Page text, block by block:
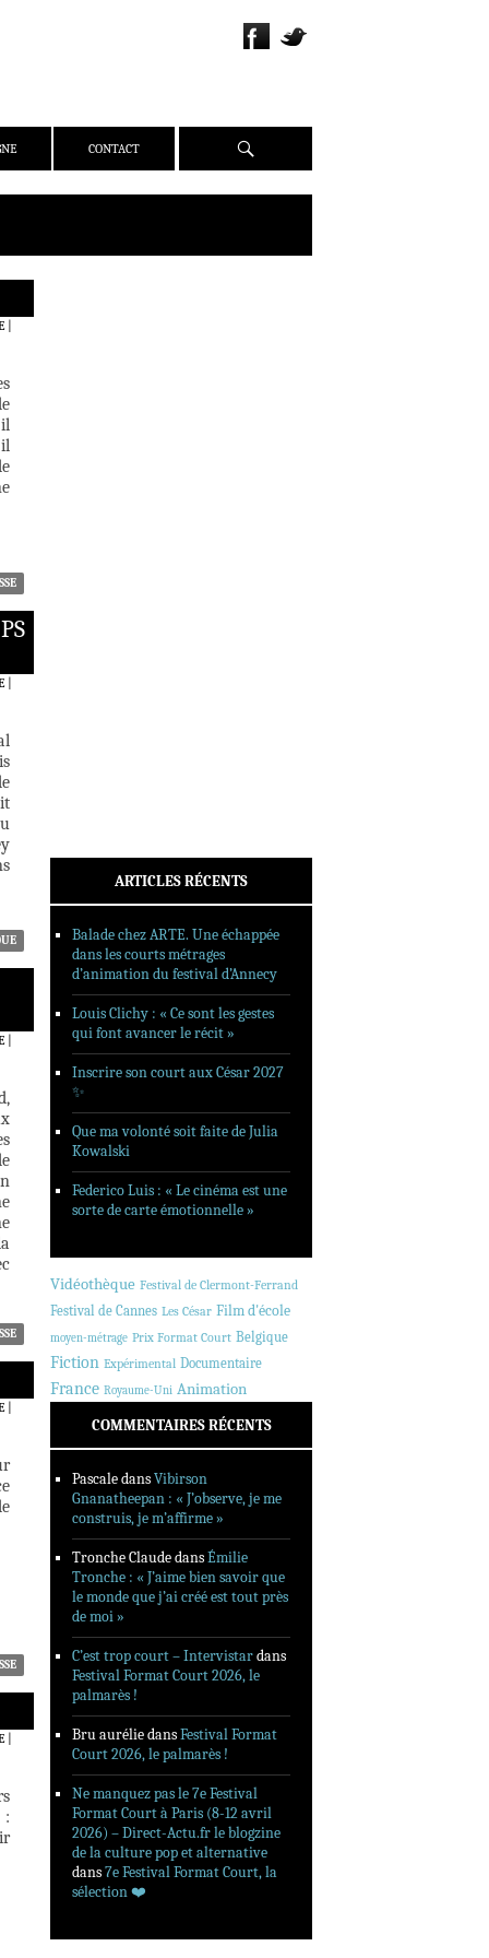
CONTACT Recherche
|
|
|
|
|
:
ARTICLES RÉCENTS
Balade chez ARTE. Une échappée
dans les courts métrages
d’animation du festival d’Annecy
Louis Clichy : « Ce sont les gestes
qui font avancer le récit »
Inscrire son court aux César 2027
✨
Que ma volonté soit faite de Julia
Kowalski
Federico Luis : « Le cinéma est une
sorte de carte émotionnelle »
Vidéothèque Festival de Clermont-Ferrand
Festival de Cannes Les César Film d'école
moyen-métrage Prix Format Court Belgique
Fiction Expérimental Documentaire
France Royaume-Uni Animation
COMMENTAIRES RÉCENTS
PascaledansVibirson
Gnanatheepan : « J’observe, je me
construis, je m’affirme »
Tronche ClaudedansÉmilie
Tronche : « J’aime bien savoir que
le monde que j’ai créé est tout près
de moi »
C’est trop court – Intervistardans
Festival Format Court 2026, le
palmarès !
Bru auréliedansFestival Format
Court 2026, le palmarès !
Ne manquez pas le 7e Festival
Format Court à Paris (8-12 avril
2026) – Direct-Actu.fr le blogzine
de la culture pop et alternative
dans7e Festival Format Court, la
sélection ❤️‍